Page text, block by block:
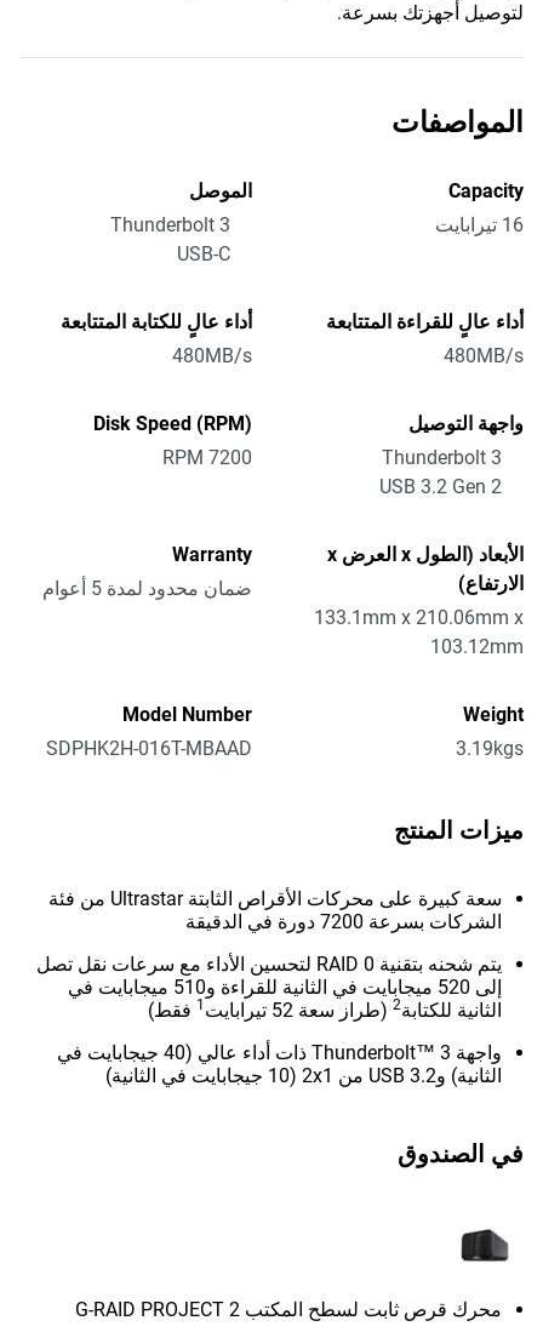
لتوصيل أجهزتك بسرعة.
المواصفات
Capacity
16 تيرابايت
الموصل
Thunderbolt 3
USB-C
أداء عالٍ للقراءة المتتابعة
480MB/s
أداء عالٍ للكتابة المتتابعة
480MB/s
واجهة التوصيل
Thunderbolt 3
USB 3.2 Gen 2
Disk Speed (RPM)
7200 RPM
الأبعاد (الطول x العرض x
الارتفاع)
133.1mm x 210.06mm x
103.12mm
Warranty
ضمان محدود لمدة 5 أعوام
Weight
3.19kgs
Model Number
SDPHK2H-016T-MBAAD
ميزات المنتج
سعة كبيرة على محركات الأقراص الثابتة Ultrastar من فئة
الشركات بسرعة 7200 دورة في الدقيقة
يتم شحنه بتقنية RAID 0 لتحسين الأداء مع سرعات نقل تصل
إلى 520 ميجابايت في الثانية للقراءة و510 ميجابايت في
الثانية للكتابة2 (طراز سعة 52 تيرابايت 1 فقط)
واجهة Thunderbolt™ 3 ذات أداء عالي (40 جيجابايت في
الثانية) وUSB 3.2 من 2x1 (10 جيجابايت في الثانية)
في الصندوق
محرك قرص ثابت لسطح المكتب G-RAID PROJECT 2